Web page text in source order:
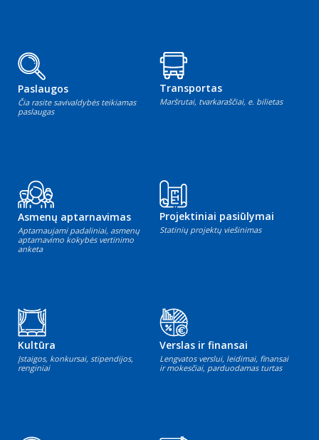
Paslaugos
Čia rasite savivaldybės teikiamas
paslaugas
Transportas
Maršrutai, tvarkaraščiai, e. bilietas
Asmenų aptarnavimas
Aptarnaujami padaliniai, asmenų
aptarnavimo kokybės vertinimo
anketa
Projektiniai pasiūlymai
Statinių projektų viešinimas
Kultūra
Įstaigos, konkursai, stipendijos,
renginiai
Verslas ir finansai
Lengvatos verslui, leidimai, finansai
ir mokesčiai, parduodamas turtas